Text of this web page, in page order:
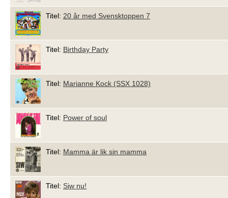
Titel: 20 år med Svensktoppen 7
Titel: Birthday Party
Titel: Marianne Kock (SSX 1028)
Titel: Power of soul
Titel: Mamma är lik sin mamma
Titel: Siw nu!